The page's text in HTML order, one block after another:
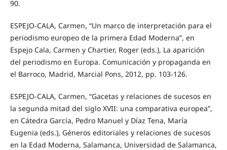
90.
ESPEJO-CALA, Carmen, “Un marco de interpretación para el
periodismo europeo de la primera Edad Moderna”, en
Espejo Cala, Carmen y Chartier, Roger (eds.), La aparición
del periodismo en Europa. Comunicación y propaganda en
el Barroco, Madrid, Marcial Pons, 2012, pp. 103-126.
ESPEJO-CALA, Carmen, “Gacetas y relaciones de sucesos en
la segunda mitad del siglo XVII: una comparativa europea”,
en Cátedra García, Pedro Manuel y Díaz Tena, María
Eugenia (eds.), Géneros editoriales y relaciones de sucesos
en la Edad Moderna, Salamanca, Universidad de Salamanca,